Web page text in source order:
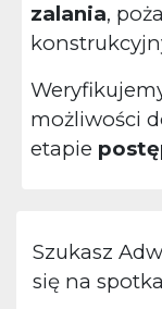
zalania,
możliwości
etapie
Szukasz
się na